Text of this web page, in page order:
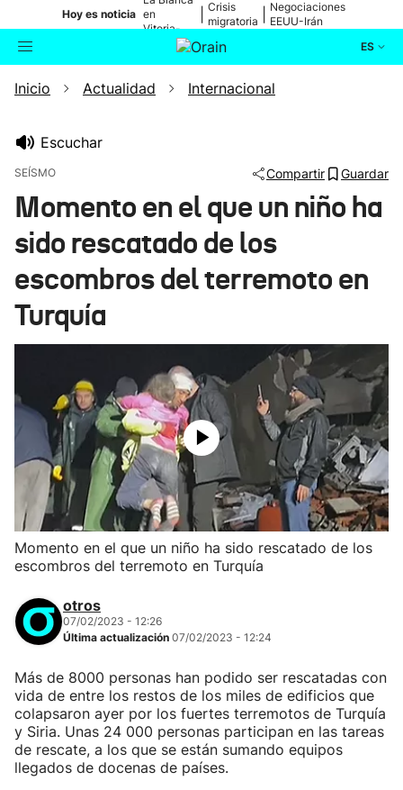
Hoy es noticia en
Vitoria-
Gasteiz
Crisis
migratoria
Negociaciones
EEUU-Irán
ES
Buscador Actualidad
Ikusmiran
Eguraldia
Inicio Actualidad Internacional
Escuchar
SEÍSMO Compartir Guardar
Momento en el que un niño ha
sido rescatado de los
escombros del terremoto en
Turquía
Momento en el que un niño ha sido rescatado de los
escombros del terremoto en Turquía
otros
07/02/2023 - 12:26
Última actualización 07/02/2023 - 12:24
Más de 8000 personas han podido ser rescatadas con
vida de entre los restos de los miles de edificios que
colapsaron ayer por los fuertes terremotos de Turquía
y Siria. Unas 24 000 personas participan en las tareas
de rescate, a los que se están sumando equipos
llegados de docenas de países.